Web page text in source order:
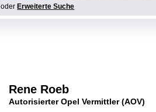
oder Erweiterte Suche
Rene Roeb
Autorisierter Opel Vermittler (AOV)